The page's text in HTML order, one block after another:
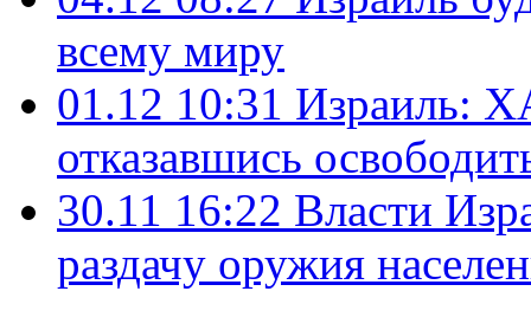
всему миру
01.12 10:31 Израиль:
отказавшись
30.11 16:22 Власти
раздачу оружия